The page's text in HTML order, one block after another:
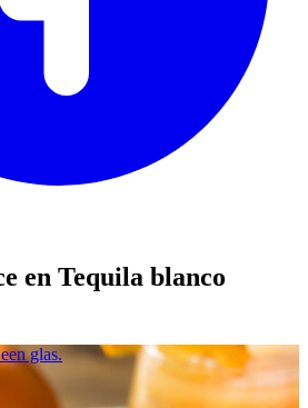
en Tequila blanco
glas.